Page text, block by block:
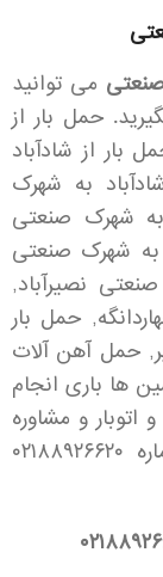
می توانید
حمل بار از
بار از شادآباد
به شهرک
شهرک صنعتی
شهرک صنعتی
نصیرآباد,
, حمل بار
, حمل آهن آلات
ها باری انجام
و مشاوره
رایگان می توانید با همکاران ما با شماره ۰۲۱۸۸۹۲۶۶۲۰